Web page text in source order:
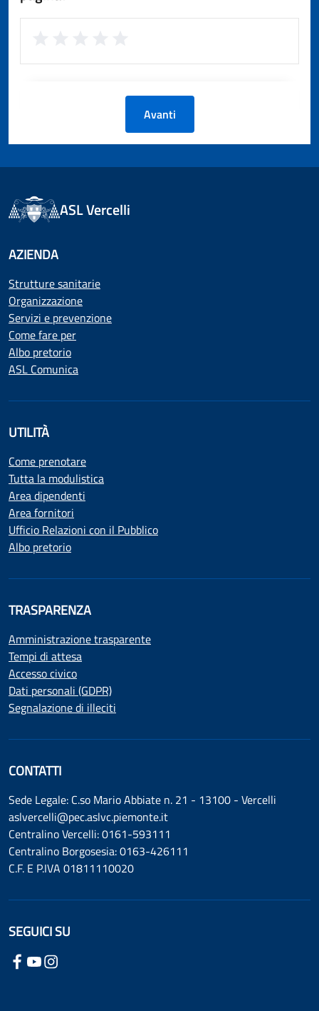
Avanti
ASL Vercelli
AZIENDA
Strutture sanitarie
Organizzazione
Servizi e prevenzione
Come fare per
Albo pretorio
ASL Comunica
UTILITÀ
Come prenotare
Tutta la modulistica
Area dipendenti
Area fornitori
Ufficio Relazioni con il Pubblico
Albo pretorio
TRASPARENZA
Amministrazione trasparente
Tempi di attesa
Accesso civico
Dati personali (GDPR)
Segnalazione di illeciti
CONTATTI
Sede Legale: C.so Mario Abbiate n. 21 - 13100 - Vercelli
aslvercelli@pec.aslvc.piemonte.it
Centralino Vercelli: 0161-593111
Centralino Borgosesia: 0163-426111
C.F. E P.IVA 01811110020
SEGUICI SU